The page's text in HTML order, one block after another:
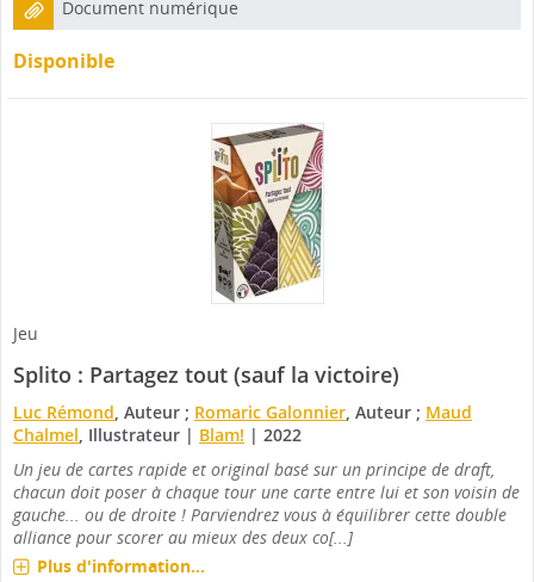
Document numérique
Disponible
Jeu
Splito : Partagez tout (sauf la victoire)
Luc Rémond, Auteur ; Romaric Galonnier, Auteur ; Maud
Chalmel, Illustrateur | Blam! | 2022
Un jeu de cartes rapide et original basé sur un principe de draft,
chacun doit poser à chaque tour une carte entre lui et son voisin de
gauche... ou de droite ! Parviendrez vous à équilibrer cette double
alliance pour scorer au mieux des deux co[...]
Plus d'information...